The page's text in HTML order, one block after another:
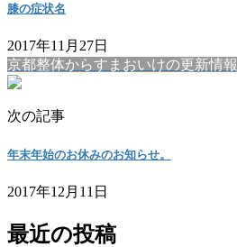
膝の症状名
2017年11月27日
京都整体からすまおいけの更新情報
次の記事
年末年始のお休みのお知らせ。
2017年12月11日
最近の投稿